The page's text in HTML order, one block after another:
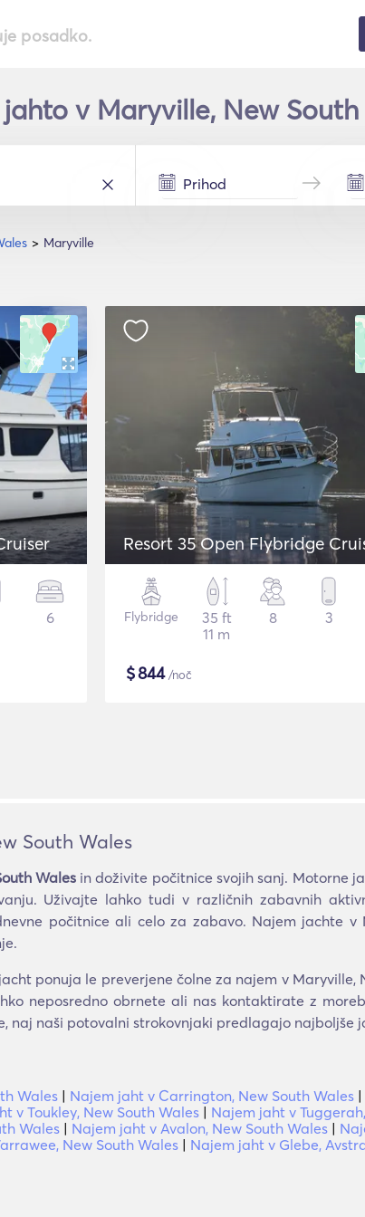
posadko.
v Maryville, New
Maryville
6
Resort 35 Open Flybridge
Flybridge
35 ft
11 m
8 3
$844/noč
South Wales
Walesin doživite počitnice svojih sanj. Motorne
Uživajte lahko tudi v različnih zabavnih
počitnice ali celo za zabavo. Najem jachte
ponuja le preverjene čolne za najem v
neposredno obrnete ali nas kontaktirate z
naj naši potovalni strokovnjaki predlagajo
Wales | Najem jaht v Carrington, New South Wales |
v Toukley, New South Wales | Najem jaht v
Wales | Najem jaht v Avalon, New South Wales |
New South Wales | Najem jaht v Glebe,